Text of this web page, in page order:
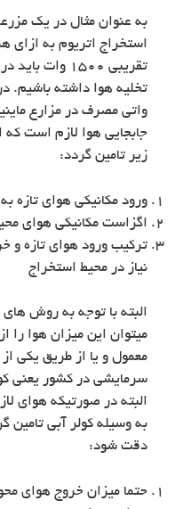
به عنوان مثال در یک
استخراج اتریوم به ازای
جابجایی هوا لازم است
زیر تامین گردد:
ورود مکانیکی هوای تازه
اگزاست مکانیکی هوای
ترکیب ورود هوای تازه و
نیاز در محیط استخراج
البته با توجه به روش
میتوان این میزان هوا را
معمول و یا از طریق یکی
سرمایشی در کشور یعنی
البته در صورتیکه هوای
به وسیله کولر آبی تامین
دقت شود:
حتما میزان خروج هوای